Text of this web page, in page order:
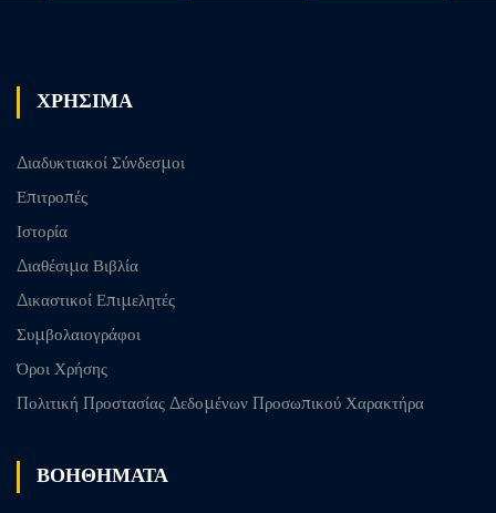
ΧΡΗΣΙΜΑ
Διαδυκτιακοί Σύνδεσμοι
Επιτροπές
Ιστορία
Διαθέσιμα Βιβλία
Δικαστικοί Επιμελητές
Συμβολαιογράφοι
Όροι Χρήσης
Πολιτική Προστασίας Δεδομένων Προσωπικού Χαρακτήρα
ΒΟΗΘΗΜΑΤΑ